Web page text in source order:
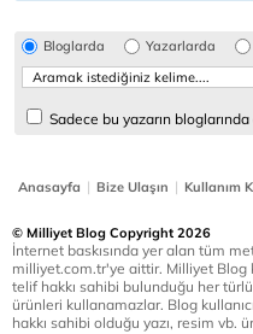
Bloglarda Yazarlarda
Sadece bu yazarın
Anasayfa | Bize Ulaşın | Kullanım
© Milliyet Blog Copyright 2026
İnternet baskısında yer alan tüm
milliyet.com.tr'ye aittir. Milliyet Blog
telif hakkı sahibi bulunduğu her
ürünleri kullanamazlar. Blog
hakkı sahibi olduğu yazı, resim vb.